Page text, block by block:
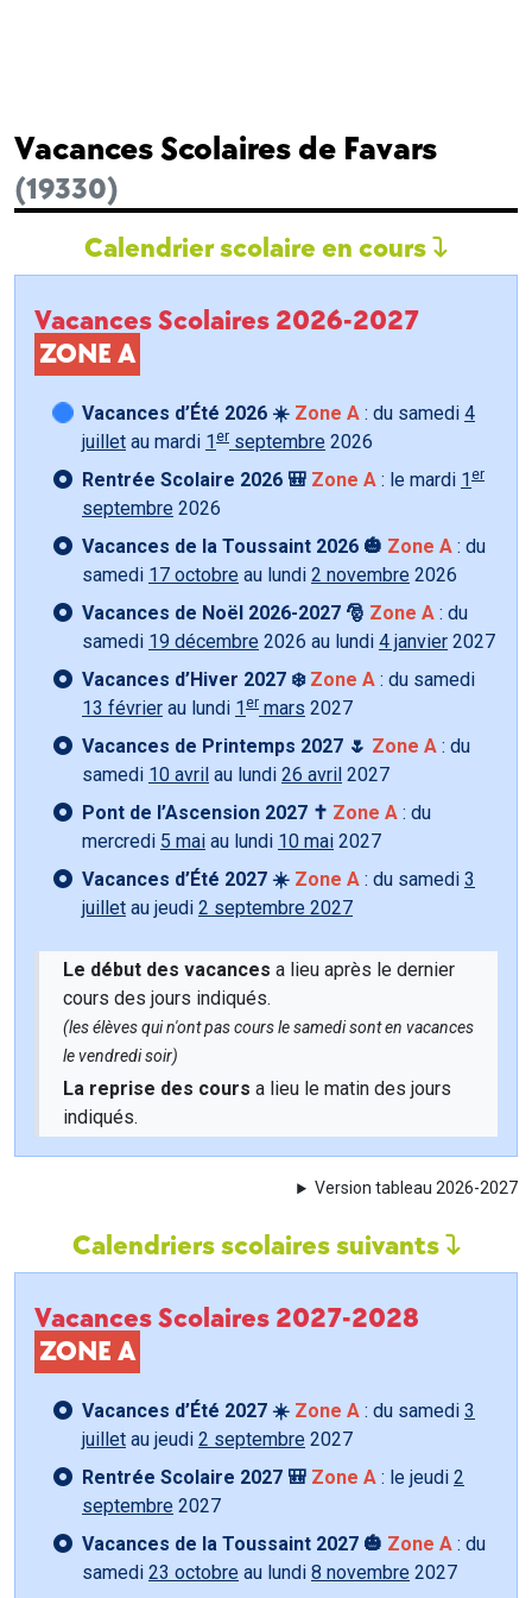
Vacances Scolaires de Favars
(19330)
Calendrier scolaire en cours
Vacances Scolaires 2026-2027
ZONE A
Vacances d’Été 2026 ☀️ Zone A : du samedi 4
juillet au mardi 1 er septembre 2026
Rentrée Scolaire 2026 🎒 Zone A : le mardi 1 er
septembre 2026
Vacances de la Toussaint 2026 🎃 Zone A : du
samedi 17 octobre au lundi 2 novembre 2026
Vacances de Noël 2026-2027 🎅 Zone A : du
samedi 19 décembre 2026 au lundi 4 janvier 2027
Vacances d’Hiver 2027 ❄️ Zone A : du samedi
13 février au lundi 1 er mars 2027
Vacances de Printemps 2027 🌷 Zone A : du
samedi 10 avril au lundi 26 avril 2027
Pont de l’Ascension 2027 ✝️ Zone A : du
mercredi 5 mai au lundi 10 mai 2027
Vacances d’Été 2027 ☀️ Zone A : du samedi 3
juillet au jeudi 2 septembre 2027
Le début des vacances a lieu après le dernier
cours des jours indiqués.
(les élèves qui n'ont pas cours le samedi sont en vacances
le vendredi soir)
La reprise des cours a lieu le matin des jours
indiqués.
Version tableau 2026-2027
Calendriers scolaires suivants
Vacances Scolaires 2027-2028
ZONE A
Vacances d’Été 2027 ☀️ Zone A : du samedi 3
juillet au jeudi 2 septembre 2027
Rentrée Scolaire 2027 🎒 Zone A : le jeudi 2
septembre 2027
Vacances de la Toussaint 2027 🎃 Zone A : du
samedi 23 octobre au lundi 8 novembre 2027